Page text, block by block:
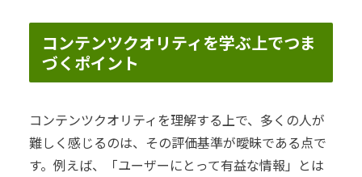
コンテンツクオリティを学ぶ上でつま
づくポイント
コンテンツクオリティを理解する上で、多くの人が
難しく感じるのは、その評価基準が曖昧である点で
す。例えば、「ユーザーにとって有益な情報」とは